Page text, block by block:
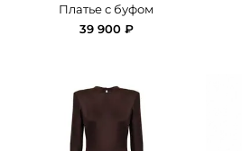
Платье с буфом
39 900 ₽